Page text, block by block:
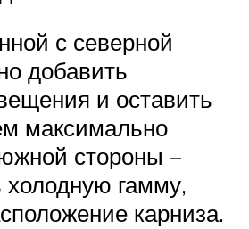
с северной
добавить
и оставить
максимально
стороны –
холодную гамму,
карниза.